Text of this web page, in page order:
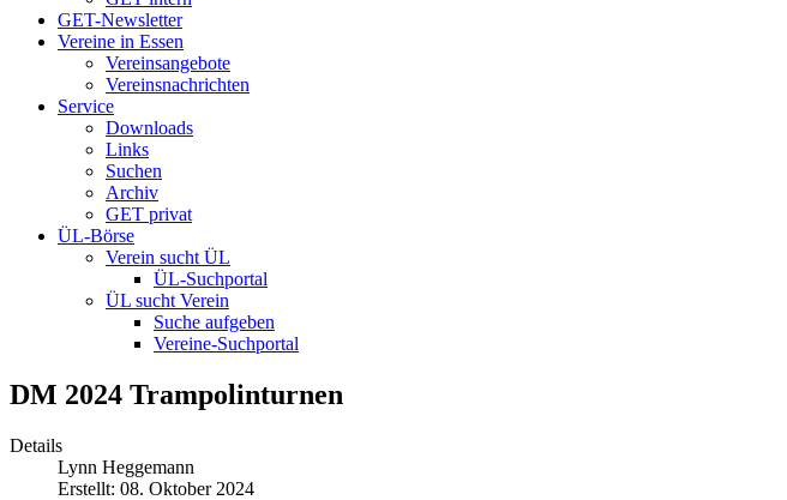
GET-Newsletter
Vereine in Essen
Vereinsangebote
Vereinsnachrichten
Service
Downloads
Links
Suchen
Archiv
GET privat
ÜL-Börse
Verein sucht ÜL
ÜL-Suchportal
ÜL sucht Verein
Suche aufgeben
Vereine-Suchportal
DM 2024 Trampolinturnen
Details
Lynn Heggemann
Erstellt: 08. Oktober 2024